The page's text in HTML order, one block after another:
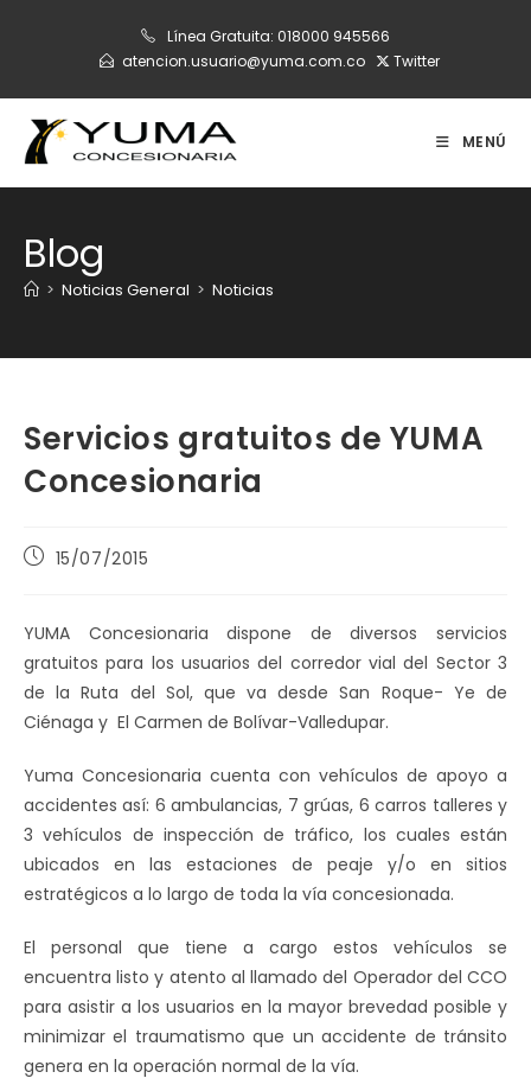
Línea Gratuita: 018000 945566
atencion.usuario@yuma.com.co
Twitter
MENÚ
Blog
> Noticias General > Noticias
Servicios gratuitos de YUMA
Concesionaria
Publicación
entrada:
15/07/2015
YUMA Concesionaria dispone de diversos servicios
gratuitos para los usuarios del corredor vial del Sector 3
de la Ruta del Sol, que va desde San Roque- Ye de
Ciénaga y El Carmen de Bolívar-Valledupar.
Yuma Concesionaria cuenta con vehículos de apoyo a
accidentes así: 6 ambulancias, 7 grúas, 6 carros talleres y
3 vehículos de inspección de tráfico, los cuales están
ubicados en las estaciones de peaje y/o en sitios
estratégicos a lo largo de toda la vía concesionada.
El personal que tiene a cargo estos vehículos se
encuentra listo y atento al llamado del Operador del CCO
para asistir a los usuarios en la mayor brevedad posible y
minimizar el traumatismo que un accidente de tránsito
genera en la operación normal de la vía.